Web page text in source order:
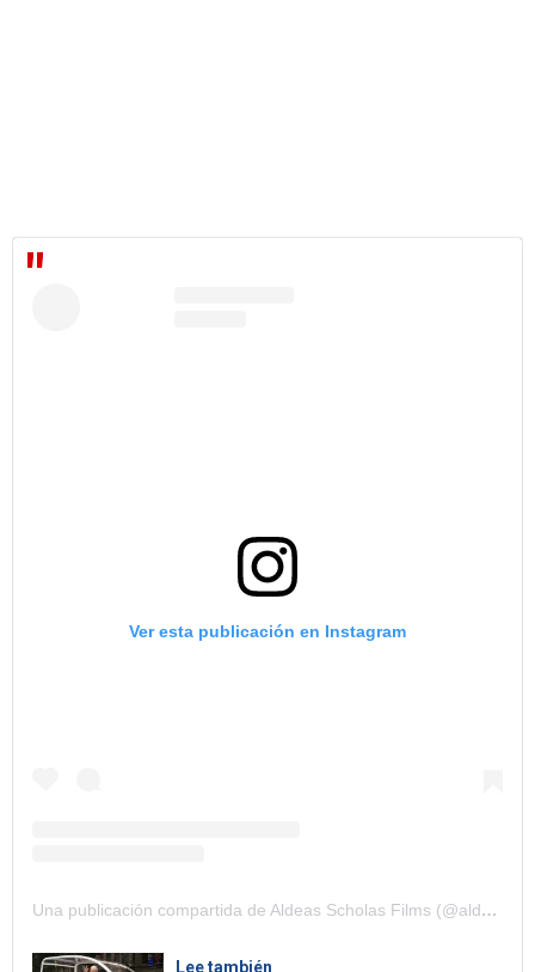
Ver esta publicación en Instagram
Una publicación compartida de Aldeas Scholas Films (@aldeasfilms)
Lee también